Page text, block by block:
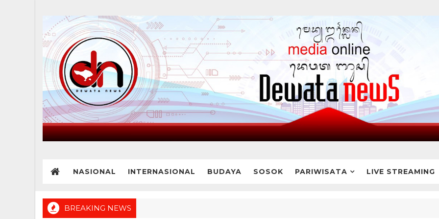
NASIONAL INTERNASIONAL BUDAYA SOSOK PARIWISATA LIVE STREAMING
BREAKING NEWS